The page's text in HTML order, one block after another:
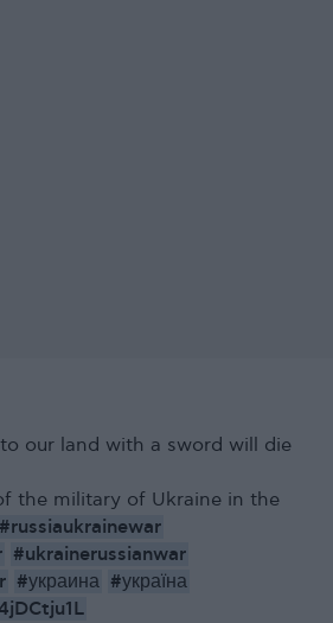
our land with a sword will die
the military of Ukraine in the
#russiaukrainewar
#ukrainerussianwar
#украина #україна